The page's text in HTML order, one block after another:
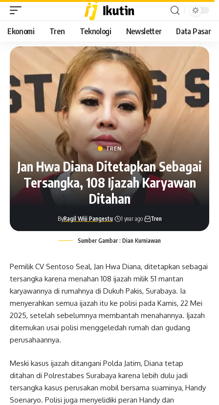
Ekonomi Tren Teknologi Newsletter Data Pasar
TREN
Jan Hwa Diana Ditetapkan Sebagai
Tersangka, 108 Ijazah Karyawan
Ditahan
ByRagil Wiji Pangestu 1 year ago Tren
Sumber Gambar : Dian Kurniawan
Pemilik CV Sentoso Seal, Jan Hwa Diana, ditetapkan sebagai
tersangka karena menahan 108 ijazah milik 51 mantan
karyawannya di rumahnya di Dukuh Pakis, Surabaya. Ia
menyerahkan semua ijazah itu ke polisi pada Kamis, 22 Mei
2025, setelah sebelumnya membantah menahannya. Ijazah
ditemukan usai polisi menggeledah rumah dan gudang
perusahaannya.
Meski kasus ijazah ditangani Polda Jatim, Diana tetap
ditahan di Polrestabes Surabaya karena lebih dulu jadi
tersangka kasus perusakan mobil bersama suaminya, Handy
Soenaryo. Polisi juga menyelidiki peran Handy dan